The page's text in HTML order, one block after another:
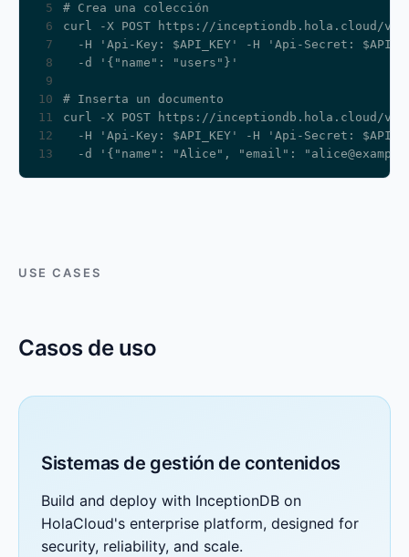
5
6
7
8
9
10
11
12
13
-d '{"name": "Alice", "email":
USE CASES
Casos de uso
Sistemas de gestión de contenidos
Build and deploy with InceptionDB on
HolaCloud's enterprise platform, designed for
security, reliability, and scale.